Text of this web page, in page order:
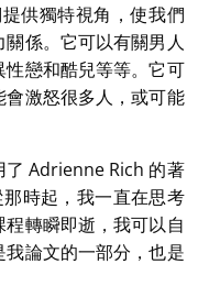
供獨特視角，使我們
係。它可以有關男人
戀和酷兒等等。它可
激怒很多人，或可能
了 Adrienne Rich 的著
時起，我一直在思考
轉瞬即逝，我可以自
論文的一部分，也是